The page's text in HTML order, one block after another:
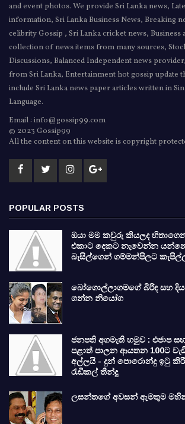
and event photos. We provide Sri Lanka news,
information, Sri Lanka Business News, Breaking
celibrity Gossip , Sri Lanka cricket news, Business
collection of news items from many sources,
Discussions, Balanced Independent news
from Sri Lanka, Entertainment hot gossip update
include Sri Lanka news paper articles written in
Language.
Email : info@gossip99.com
© 2023 Gossip99
All the content on this website is copyright
POPULAR POSTS
ඔයා මම කවුරු කියලද
එකාට දෙකට නැවෙන්න යන්නෙ
බැසිල්ගෙන් ගම්මන්පිලට
බෝගොල්ලාගමගේ බිරිඳ සහ
ගන්න නියෝග
ජනපති අගමැති හමුව : එජාප
පළාත් පාලන ආයතන 100ට
අල්ලයි - දුන් පොරොන්දු ඉටු
රැඩිකල් තීන්දු
ලසන්තගේ අවසන් ඇමතුම